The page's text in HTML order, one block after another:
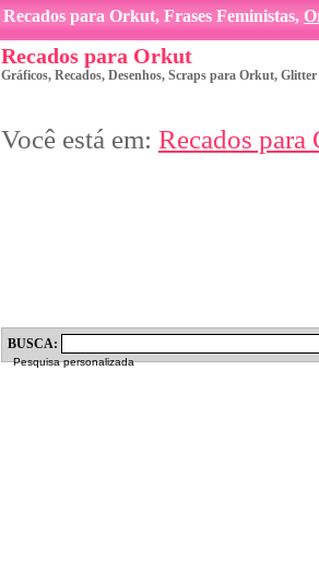
Recados para Orkut, Frases Feministas,
Recados para Orkut
Gráficos, Recados, Desenhos, Scraps para Orkut,
Você está em: Recados para
BUSCA:
Pesquisa personalizada